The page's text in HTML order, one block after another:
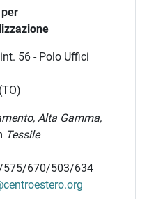
56 - Polo Uffici
Alta Gamma,
Tessile
575/670/503/634